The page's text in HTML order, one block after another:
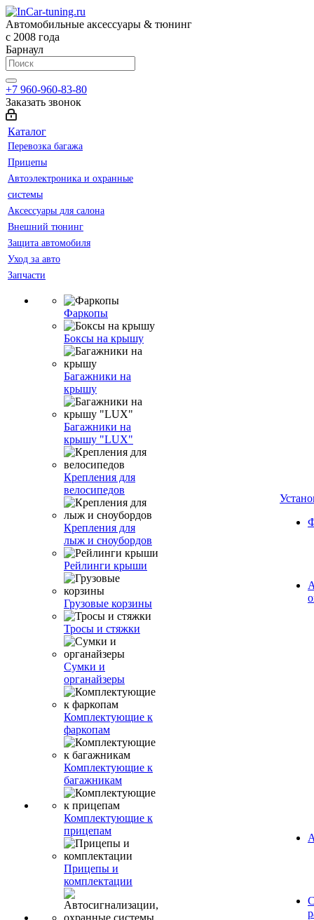
Автомобильные аксессуары & тюнинг
с 2008 года
Барнаул
+7 960-960-83-80
Заказать звонок
Каталог
Перевозка багажа
Прицепы
Автоэлектроника и охранные
системы
Аксессуары для салона
Внешний тюнинг
Защита автомобиля
Уход за авто
Запчасти
Фаркопы
Боксы на крышу
Багажники на
крышу
Багажники на
крышу "LUX"
Крепления для
велосипедов
Крепления для
лыж и сноубордов
Рейлинги крыши
Грузовые корзины
Тросы и стяжки
Сумки и
органайзеры
Комплектующие к
фаркопам
Комплектующие к
багажникам
Комплектующие к
прицепам
Прицепы и
комплектации